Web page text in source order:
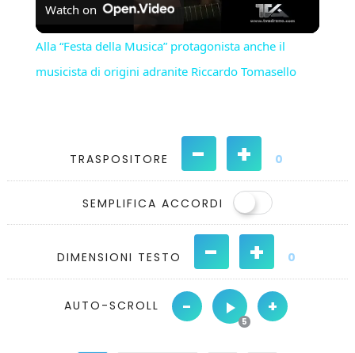
Video
Watch on
Alla “Festa della Musica” protagonista anche il
musicista di origini adranite Riccardo Tomasello
TRASPOSITORE - + 0
SEMPLIFICA ACCORDI
DIMENSIONI TESTO - + 0
AUTO-SCROLL - +